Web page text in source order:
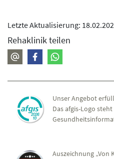
Letzte Aktualisierung:
Rehaklinik teilen
Unser Angebot
Das afgis-Logo
Auszeichnung „Von